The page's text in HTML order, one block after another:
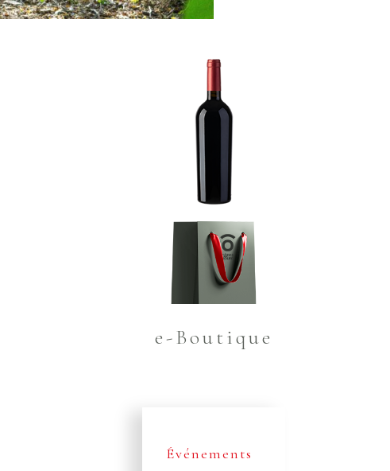
e-Boutique
Événements